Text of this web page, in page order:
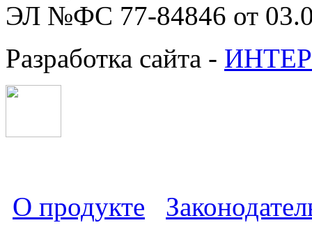
ЭЛ №ФС 77-84846 от
Разработка сайта -
О продукте